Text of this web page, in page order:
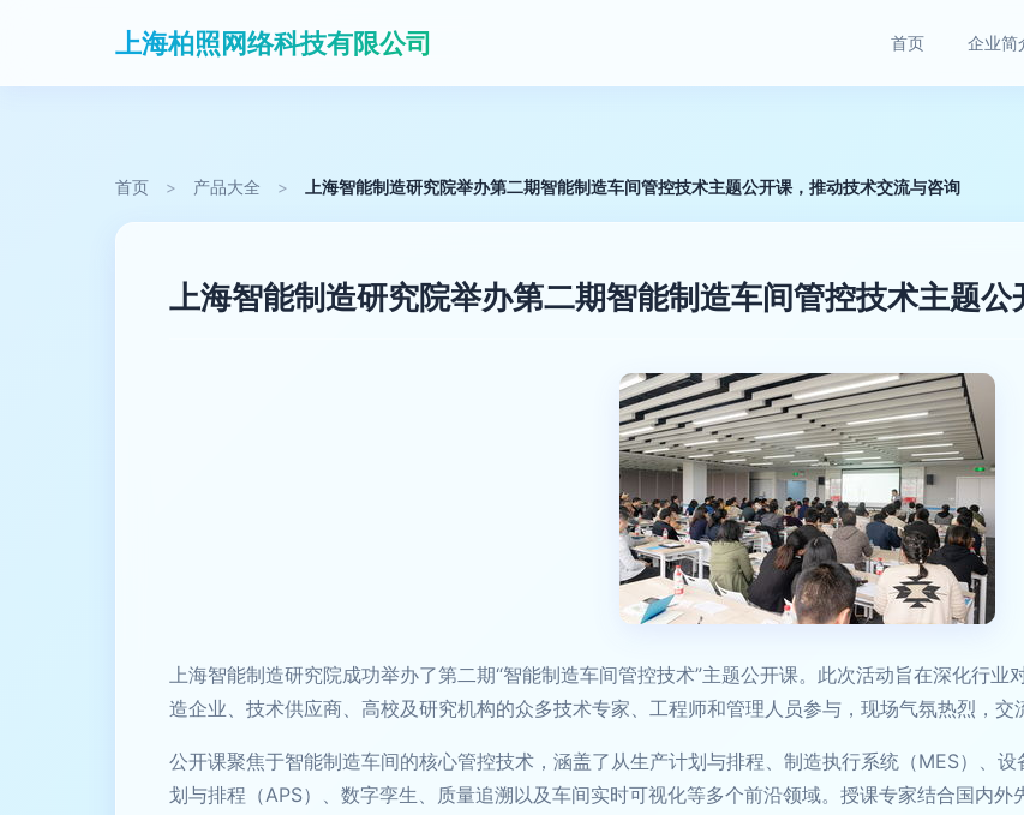
上海柏照网络科技有限公司 首页 企业简
首页 > 产品大全 > 上海智能制造研究院举办第二期智能制造车间管控技术主题公开课，推动技术交流与咨询
上海智能制造研究院举办第二期智能制造车间管控技术主题
上海智能制造研究院成功举办了第二期“智能制造车间管控技术”主题公开课。此次活动旨在深化行
造企业、技术供应商、高校及研究机构的众多技术专家、工程师和管理人员参与，现场气氛热烈，交
公开课聚焦于智能制造车间的核心管控技术，涵盖了从生产计划与排程、制造执行系统（MES）、
划与排程（APS）、数字孪生、质量追溯以及车间实时可视化等多个前沿领域。授课专家结合国内